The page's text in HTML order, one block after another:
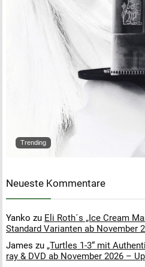
Trending
Neueste Kommentare
Yanko zu Eli Roth´s „Ice Cream
Standard Varianten ab November
James zu „Turtles 1-3“ mit
ray & DVD ab November 2026 –